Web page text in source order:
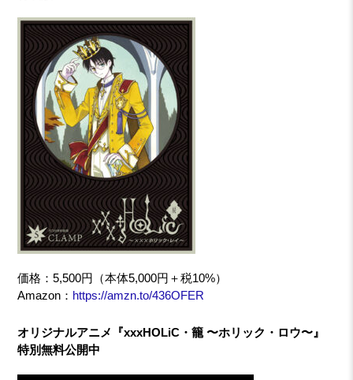
価格：5,500円（本体5,000円＋税10%）
Amazon： https://amzn.to/436OFER
オリジナルアニメ『xxxHOLiC・籠 〜ホリック・ロウ〜』
特別無料公開中